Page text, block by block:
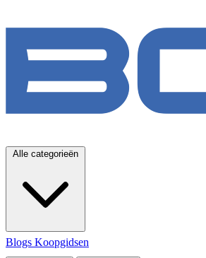
Alle categorieën
Blogs Koopgidsen